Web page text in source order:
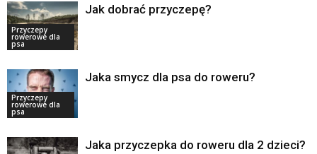
Przyczepy
rowerowe dla
psa
Jak dobrać przyczepę?
Przyczepy
rowerowe dla
psa
Jaka smycz dla psa do roweru?
Jaka przyczepka do roweru dla 2 dzieci?